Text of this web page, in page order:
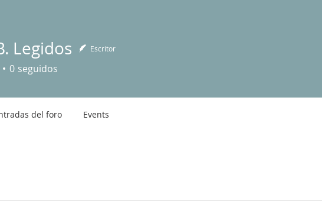
Legidos Escritor
0 seguidos
del foro Events